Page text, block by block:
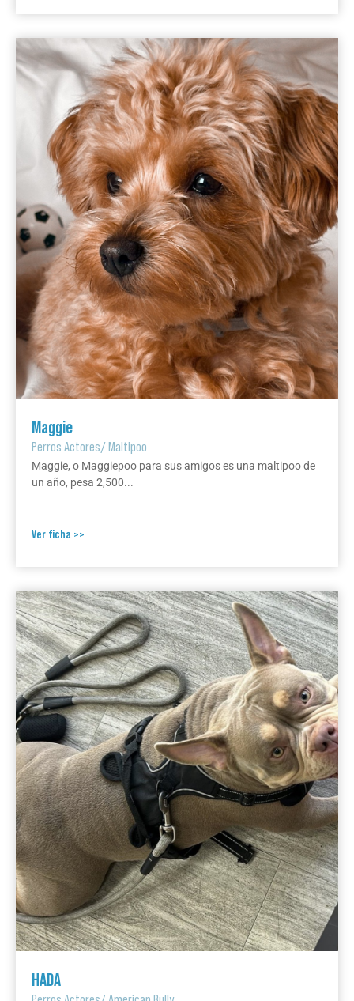
Maggie
Perros Actores/Maltipoo
Maggie, o Maggiepoo para sus amigos es una maltipoo de
un año, pesa 2,500...
Ver ficha >>
HADA